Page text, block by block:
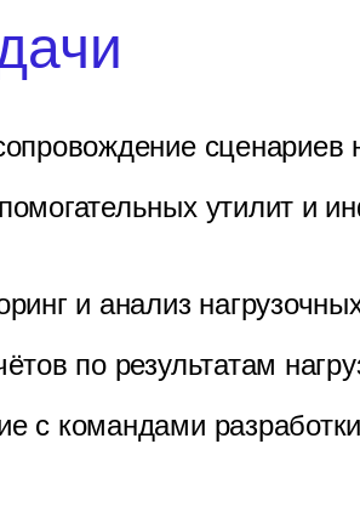
сценариев
утилит и
и анализ
по результатам
с командами